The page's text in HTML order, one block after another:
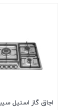
اجاق گاز استیل